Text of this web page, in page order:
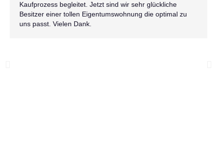
Kaufprozess begleitet. Jetzt sind wir sehr glückliche
Besitzer einer tollen Eigentumswohnung die optimal zu
uns passt. Vielen Dank.